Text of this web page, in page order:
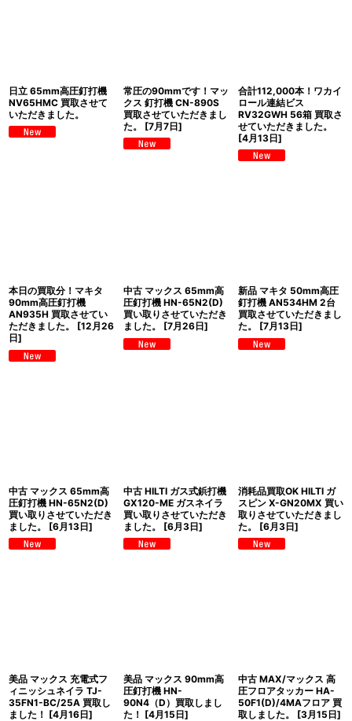
日立 65mm高圧釘打機
NV65HMC 買取させて
いただきました。
常圧の90mmです！マッ
クス 釘打機 CN-890S
買取させていただきまし
た。
[7月7日]
合計112,000本！ワカイ
ロール連結ビス
RV32GWH 56箱 買取さ
せていただきました。
[4月13日]
本日の買取分！マキタ
90mm高圧釘打機
AN935H 買取させてい
ただきました。
[12月26
日]
中古 マックス 65mm高
圧釘打機 HN-65N2(D)
買い取りさせていただき
ました。
[7月26日]
新品 マキタ 50mm高圧
釘打機 AN534HM 2台
買取させていただきまし
た。
[7月13日]
中古 マックス 65mm高
圧釘打機 HN-65N2(D)
買い取りさせていただき
ました。
[6月13日]
中古 HILTI ガス式鋲打機
GX120-ME ガスネイラ
買い取りさせていただき
ました。
[6月3日]
消耗品買取OK HILTI ガ
スピン X-GN20MX 買い
取りさせていただきまし
た。 [6月3日]
美品 マックス 充電式フ
ィニッシュネイラ TJ-
35FN1-BC/25A 買取し
ました！ [4月16日]
美品 マックス 90mm高
圧釘打機 HN-
90N4（D）買取しまし
た！ [4月15日]
中古 MAX/マックス 高
圧フロアタッカー HA-
50F1(D)/4MAフロア 買
取しました。
[3月15日]